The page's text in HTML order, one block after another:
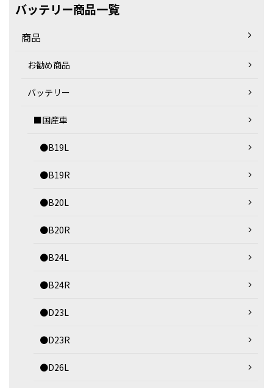
バッテリー商品一覧
商品
お勧め商品
バッテリー
■国産車
●B19L
●B19R
●B20L
●B20R
●B24L
●B24R
●D23L
●D23R
●D26L